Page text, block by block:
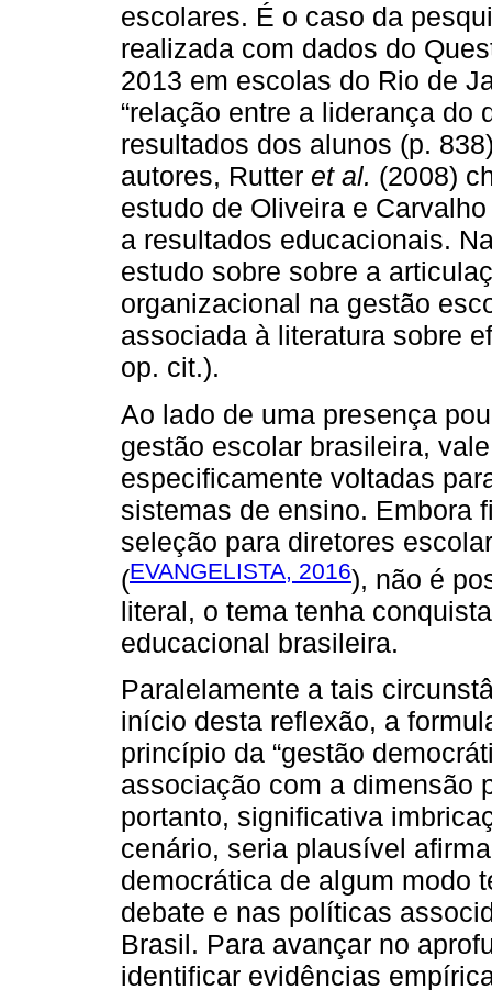
escolares. É o caso da
realizada com dados do
2013 em escolas do Rio de
“relação entre a liderança do
resultados dos alunos (p.
autores, Rutter et al. (2008)
estudo de Oliveira e
a resultados educacionais.
estudo sobre sobre a
organizacional na gestão
associada à literatura sobre
op. cit.).
Ao lado de uma presença
gestão escolar brasileira,
especificamente voltadas
sistemas de ensino. Embora
seleção para diretores
(EVANGELISTA, 2016), não é
literal, o tema tenha
educacional brasileira.
Paralelamente a tais
início desta reflexão, a
princípio da “gestão
associação com a dimensão
portanto, significativa
cenário, seria plausível
democrática de algum modo
debate e nas políticas
Brasil. Para avançar no
identificar evidências